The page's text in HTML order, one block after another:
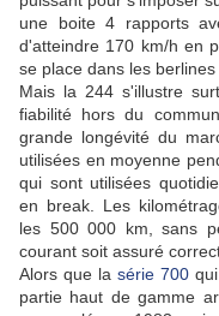
une boite 4 rapports
d'atteindre 170 km/h en
se place dans les berlines
Mais la 244 s'illustre
fiabilité hors du
grande longévité du
utilisées en moyenne
qui sont utilisées
en break. Les
les 500 000 km, sans
courant soit assuré
Alors que la série 700qui
partie haut de gamme